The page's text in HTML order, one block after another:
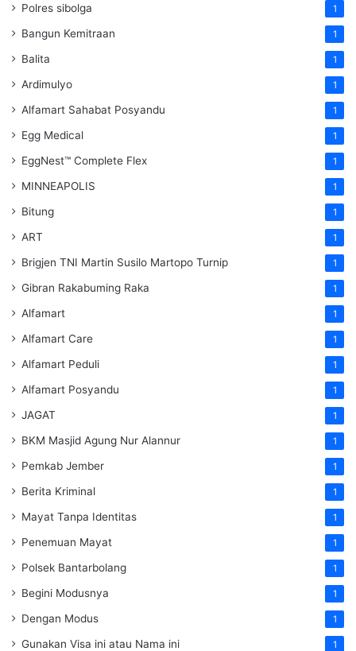
Polres sibolga 1
Bangun Kemitraan 1
Balita 1
Ardimulyo 1
Alfamart Sahabat Posyandu 1
Egg Medical 1
EggNest™ Complete Flex 1
MINNEAPOLIS 1
Bitung 1
ART 1
Brigjen TNI Martin Susilo Martopo Turnip 1
Gibran Rakabuming Raka 1
Alfamart 1
Alfamart Care 1
Alfamart Peduli 1
Alfamart Posyandu 1
JAGAT 1
BKM Masjid Agung Nur Alannur 1
Pemkab Jember 1
Berita Kriminal 1
Mayat Tanpa Identitas 1
Penemuan Mayat 1
Polsek Bantarbolang 1
Begini Modusnya 1
Dengan Modus 1
Gunakan Visa ini atau Nama ini 1